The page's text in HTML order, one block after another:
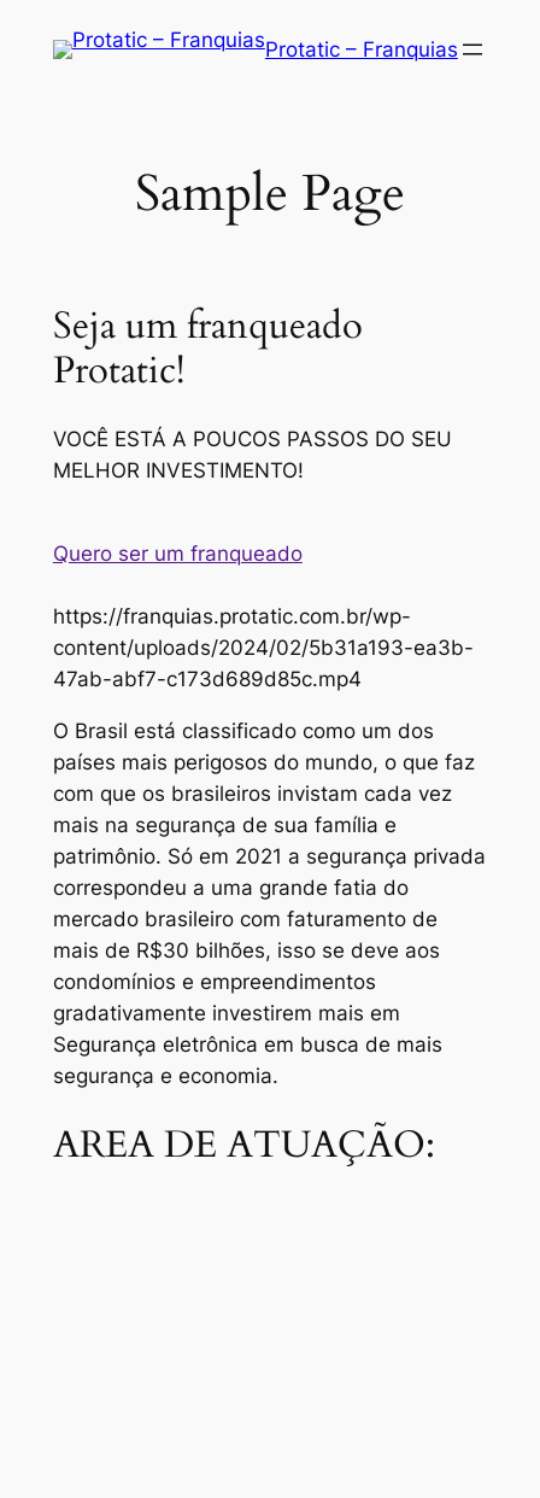
Protatic – Franquias
Sample Page
Seja um franqueado
Protatic!
VOCÊ ESTÁ A POUCOS PASSOS DO SEU
MELHOR INVESTIMENTO!
Quero ser um franqueado
https://franquias.protatic.com.br/wp-
content/uploads/2024/02/5b31a193-ea3b-
47ab-abf7-c173d689d85c.mp4
O Brasil está classificado como um dos
países mais perigosos do mundo, o que faz
com que os brasileiros invistam cada vez
mais na segurança de sua família e
patrimônio. Só em 2021 a segurança privada
correspondeu a uma grande fatia do
mercado brasileiro com faturamento de
mais de R$30 bilhões, isso se deve aos
condomínios e empreendimentos
gradativamente investirem mais em
Segurança eletrônica em busca de mais
segurança e economia.
AREA DE ATUAÇÃO: